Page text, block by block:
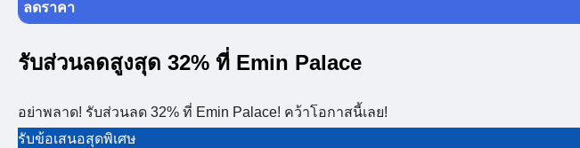
ลดราคา
รับส่วนลดสูงสุด 32% ที่ Emin Palace
อย่าพลาด! รับส่วนลด 32% ที่ Emin Palace! คว้าโอกาสนี้เลย!
รับข้อเสนอสุดพิเศษ